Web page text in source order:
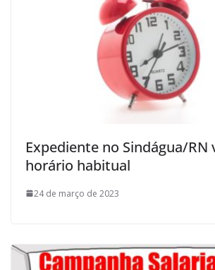
Expediente no Sindágua/RN
horário habitual
24 de março de 2023